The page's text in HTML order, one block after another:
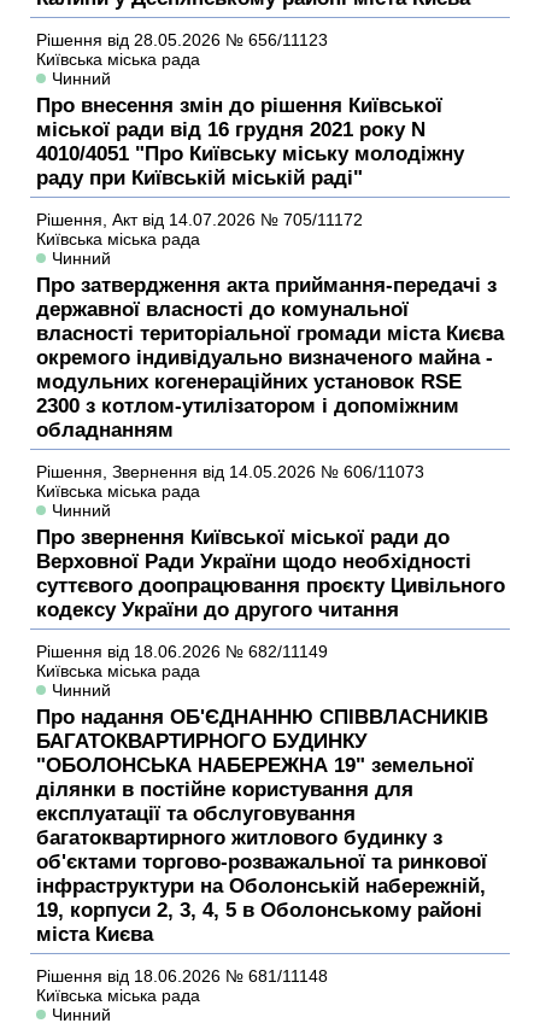
Рішення від 28.05.2026 № 656/11123
Київська міська рада
Чинний
Про внесення змін до рішення Київської
міської ради від 16 грудня 2021 року N
4010/4051 "Про Київську міську молодіжну
раду при Київській міській раді"
Рішення, Актвід 14.07.2026 № 705/11172
Київська міська рада
Чинний
Про затвердження акта приймання-передачі з
державної власності до комунальної
власності територіальної громади міста Києва
окремого індивідуально визначеного майна -
модульних когенераційних установок RSE
2300 з котлом-утилізатором і допоміжним
обладнанням
Рішення, Звернення від 14.05.2026 № 606/11073
Київська міська рада
Чинний
Про звернення Київської міської ради до
Верховної Ради України щодо необхідності
суттєвого доопрацювання проєкту Цивільного
кодексу України до другого читання
Рішення від 18.06.2026 № 682/11149
Київська міська рада
Чинний
Про надання ОБ'ЄДНАННЮ СПІВВЛАСНИКІВ
БАГАТОКВАРТИРНОГО БУДИНКУ
"ОБОЛОНСЬКА НАБЕРЕЖНА 19" земельної
ділянки в постійне користування для
експлуатації та обслуговування
багатоквартирного житлового будинку з
об'єктами торгово-розважальної та ринкової
інфраструктури на Оболонській набережній,
19, корпуси 2, 3, 4, 5 в Оболонському районі
міста Києва
Рішення від 18.06.2026 № 681/11148
Київська міська рада
Чинний